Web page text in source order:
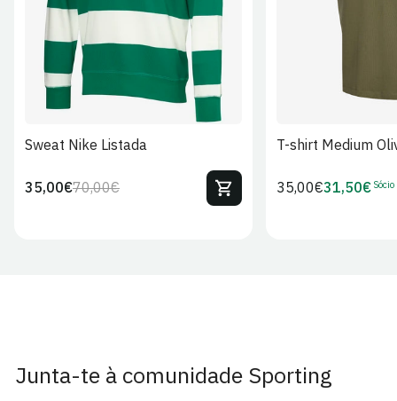
Sweat Nike Listada
Preço
70,00€Preço
35,00€
T-shirt Medium
Preço
35,00€Preço
31,50€ Sócio
Junta-te à comunidade Sporting